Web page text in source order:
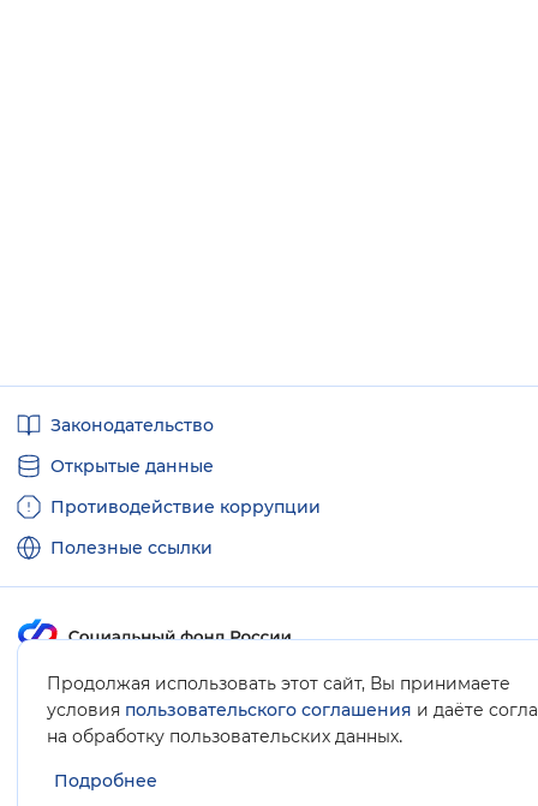
Продолжая использовать этот сайт, Вы принимаете
условия пользовательского соглашения и даёте
на обработку пользовательских данных.
Подробнее
ссылкиЗаконодательство
Открытые данные
Противодействие коррупции
Полезные ссылки
Карта сайта